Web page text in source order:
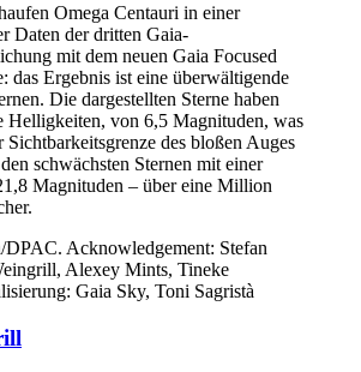
Omega Centauri in einer
Daten der dritten Gaia-
mit dem neuen Gaia Focused
das Ergebnis ist eine überwältigende
Die dargestellten Sterne haben
Helligkeiten, von 6,5 Magnituden, was
Sichtbarkeitsgrenze des bloßen Auges
schwächsten Sternen mit einer
Magnituden – über eine Million
Acknowledgement: Stefan
Alexey Mints, Tineke
Gaia Sky, Toni Sagristà